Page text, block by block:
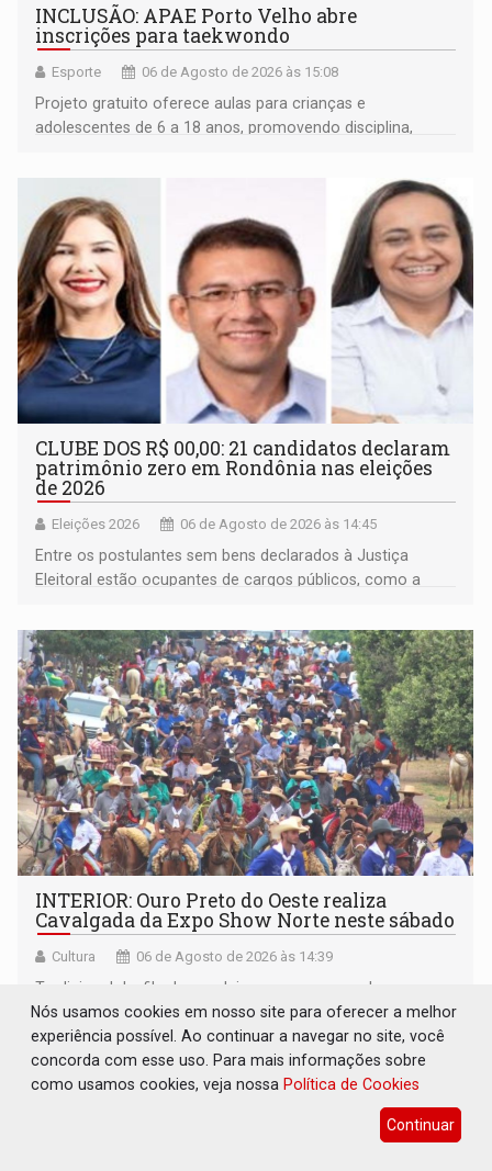
INCLUSÃO: APAE Porto Velho abre
inscrições para taekwondo
Esporte 06 de Agosto de 2026 às 15:08
Projeto gratuito oferece aulas para crianças e
adolescentes de 6 a 18 anos, promovendo disciplina,
CLUBE DOS R$ 00,00: 21 candidatos declaram
patrimônio zero em Rondônia nas eleições
de 2026
Eleições 2026 06 de Agosto de 2026 às 14:45
Entre os postulantes sem bens declarados à Justiça
Eleitoral estão ocupantes de cargos públicos, como a
Pedro Geovar (PP) e a vice-prefeita Magna dos Anjos
(NOVO)
INTERIOR: Ouro Preto do Oeste realiza
Cavalgada da Expo Show Norte neste sábado
Cultura 06 de Agosto de 2026 às 14:39
Tradicional desfile de cavaleiros e amazonas abre a
programação da Expo Show Norte 2026 e deve reunir
milhares de participantes e espectadores no município
Nós usamos cookies em nosso site para oferecer a melhor
experiência possível. Ao continuar a navegar no site, você
concorda com esse uso. Para mais informações sobre
como usamos cookies, veja nossa Política de Cookies
Continuar